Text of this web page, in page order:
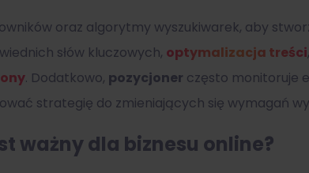
oraz algorytmy wyszukiwarek, aby
słów kluczowych, optymalizacja treści
. Dodatkowo, pozycjoner często monitoruje
strategię do zmieniających się wymagań
ważny dla biznesu online?